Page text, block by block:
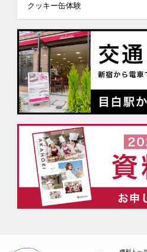
クッキー缶体験